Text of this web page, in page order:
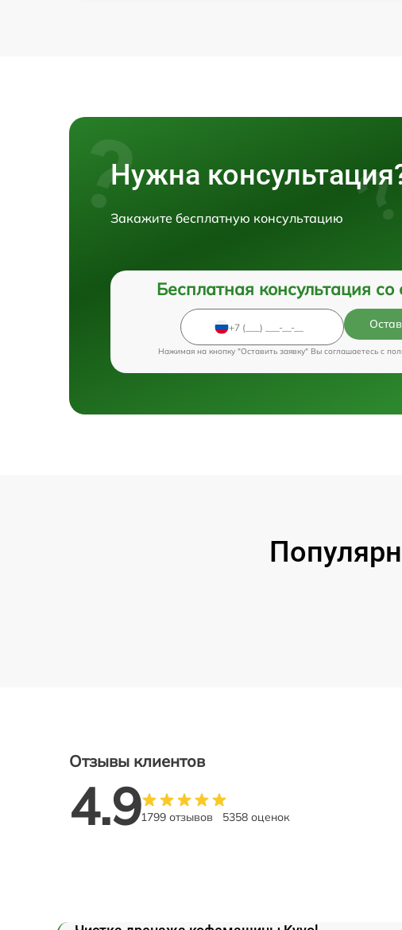
Нужна
Закажите бесплатную консультацию
Бесплатная консультация
Нажимая на кнопку "Оставить заявку" Вы соглашаетесь c
Отзывы клиентов
4.91799 отзывов 5358 оценок